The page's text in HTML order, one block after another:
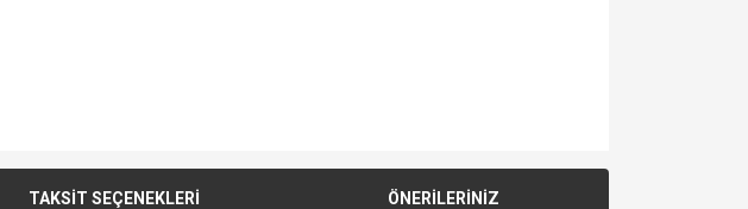
TAKSİT SEÇENEKLERİ ÖNERİLERİNİZ